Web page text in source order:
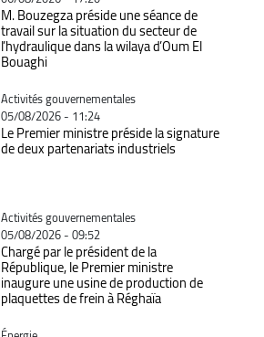
M. Bouzegza préside une séance de
travail sur la situation du secteur de
l’hydraulique dans la wilaya d’Oum El
Bouaghi
Catégorie
Activités gouvernementales
05/08/2026 - 11:24
Le Premier ministre préside la signature
de deux partenariats industriels
Catégorie
Activités gouvernementales
05/08/2026 - 09:52
Chargé par le président de la
République, le Premier ministre
inaugure une usine de production de
plaquettes de frein à Réghaïa